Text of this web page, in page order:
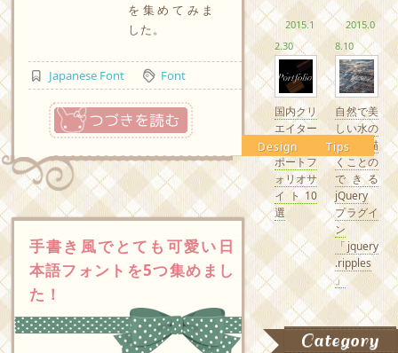
を集めてみま
した。
Japanese Font Font
つづきを読む
手書き風でとても可愛い日
本語フォントを5つ集めまし
た！
2015.1
2.30
Design
国内クリ
エイター
の素敵な
ポートフ
ォリオサ
イト10
選
2015.0
8.10
Tips
自然で美
しい水の
波紋を描
くことの
できる
jQuery
プラグイ
ン
「jquery
.ripples
」
Category